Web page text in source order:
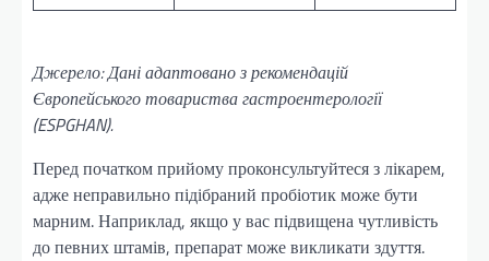
Джерело: Дані адаптовано з рекомендацій
Європейського товариства гастроентерології
(ESPGHAN).
Перед початком прийому проконсультуйтеся з лікарем,
адже неправильно підібраний пробіотик може бути
марним. Наприклад, якщо у вас підвищена чутливість
до певних штамів, препарат може викликати здуття.